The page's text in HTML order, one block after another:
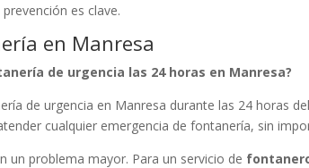
es clave.
en Manresa
de urgencia las 24 horas en Manresa?
de urgencia en Manresa durante las 24 horas
cualquier emergencia de fontanería, sin
un problema mayor. Para un servicio de